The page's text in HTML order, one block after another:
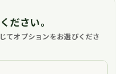
ださい。
てオプションをお選びくださ